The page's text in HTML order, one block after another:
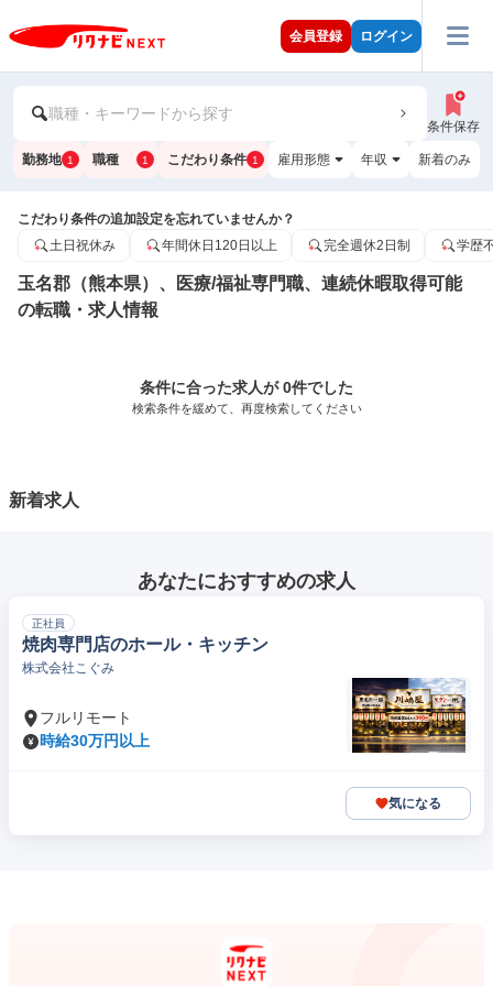
会員登録 ログイン
職種・キーワードから探す
条件保存
勤務地 1 職種 1 こだわり条件 1 雇用形態 年収 新着のみ
こだわり条件の追加設定を忘れていませんか？
土日祝休み
年間休日120日以上 完全週休2日制 学歴
玉名郡（熊本県）、医療/福祉専門職、連続休暇取得可能
の転職・求人情報
条件に合った求人が 0件でした
検索条件を緩めて、再度検索してください
新着求人
あなたにおすすめの求人
正社員
焼肉専門店のホール・キッチン
株式会社こぐみ
フルリモート
時給30万円以上
気になる